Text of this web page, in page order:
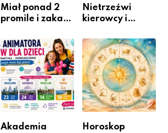
Miał ponad 2
promile i zakaz
to wsiadł za
kierownicę w
Bolszewie i
uderzył w
ogrodzenie
Nietrzeźwi
kierowcy i
Rumi i gminie
Łęczyce
Akademia
Horoskop